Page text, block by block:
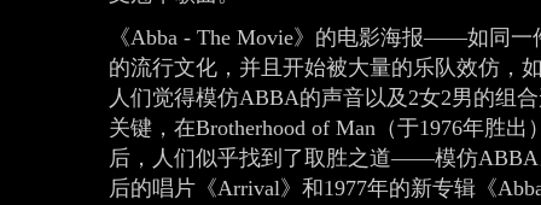
《Abba - The Movie》的电影海报——如同
的流行文化，并且开始被大量的乐队效仿，
人们觉得模仿ABBA的声音以及2女2男的组
关键，在Brotherhood of Man（于1976年胜
后，人们似乎找到了取胜之道——模仿
后的唱片《Arrival》和1977年的新专辑《